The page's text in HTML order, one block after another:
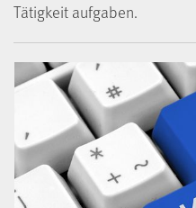
Tätigkeit aufgaben.